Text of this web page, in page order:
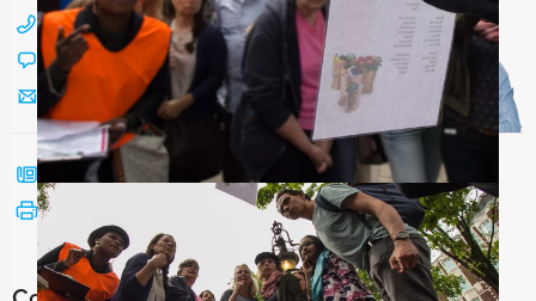
088 428 81 17
Chat met Jeroen
Stuur ons een mailtje
Bel mij terug
Bekijk printbare versie